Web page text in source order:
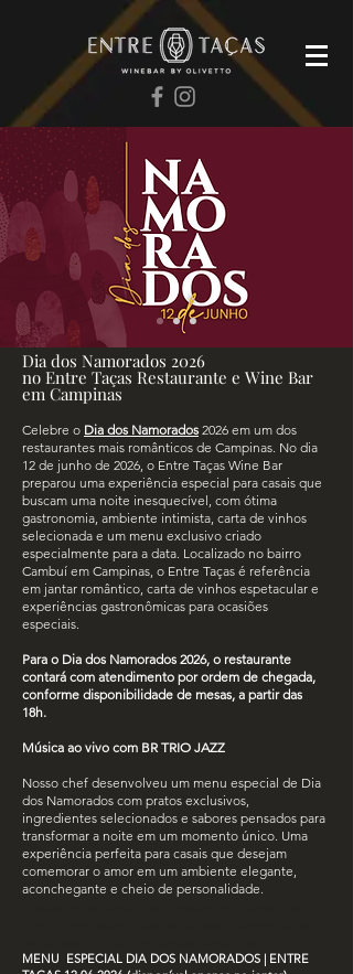
Dia dos Namorados 2026
no Entre Taças Restaurante e Wine Bar
em Campinas
Celebre o Dia dos Namorados 2026 em um dos
restaurantes mais românticos de Campinas. No dia
12 de junho de 2026, o Entre Taças Wine Bar
preparou uma experiência especial para casais que
buscam uma noite inesquecível, com ótima
gastronomia, ambiente intimista, carta de vinhos
selecionada e um menu exclusivo criado
especialmente para a data. ​ Localizado no bairro
Cambuí em Campinas, o Entre Taças é referência
em jantar romântico, carta de vinhos espetacular e
experiências gastronômicas para ocasiões
especiais.
Para o Dia dos Namorados 2026, o restaurante
contará com atendimento por ordem de chegada,
conforme disponibilidade de mesas, a partir das
18h.
Música ao vivo com BR TRIO JAZZ
Nosso chef desenvolveu um menu especial de Dia
dos Namorados com pratos exclusivos,
ingredientes selecionados e sabores pensados para
transformar a noite em um momento único. Uma
experiência perfeita para casais que desejam
comemorar o amor em um ambiente elegante,
aconchegante e cheio de personalidade.
MENU ESPECIAL DIA DOS NAMORADOS | ENTRE